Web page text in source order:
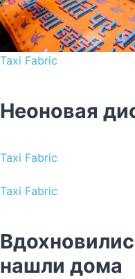
Taxi Fabric
Неоновая
Taxi Fabric
Taxi Fabric
нашли дома